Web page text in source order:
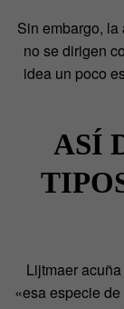
Sin embargo,
no se dirigen
idea un poco
ASÍ
Lijtmaer
«esa especie de